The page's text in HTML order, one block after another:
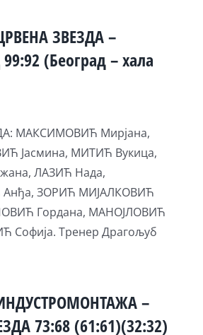
ЗВЕЗДА –
(Београд – хала
МАКСИМОВИЋ Мирјана,
Јасмина, МИТИЋ Вукица,
ЛАЗИЋ Нада,
ЗОРИЋ МИЈАЛКОВИЋ
Гордана, МАНОЈЛОВИЋ
Софија. Тренер Драгољуб
–
73:68 (61:61)(32:32)